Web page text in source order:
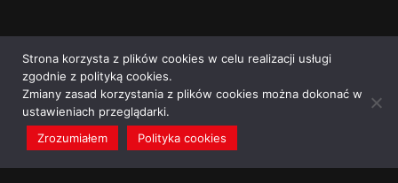
Strona korzysta z plików cookies w celu realizacji usługi
zgodnie z polityką cookies.
Zmiany zasad korzystania z plików cookies można dokonać w
ustawieniach przeglądarki.
Zrozumiałem
Polityka cookies